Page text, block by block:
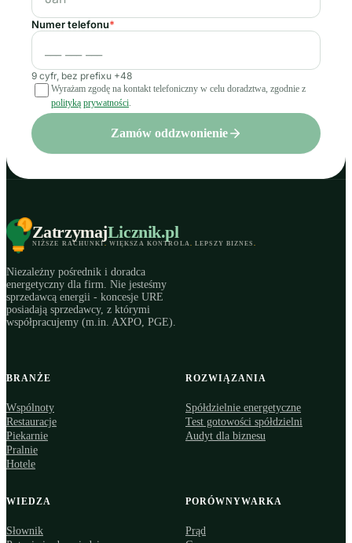
Numer telefonu*
9 cyfr, bez prefixu +48
Wyrażam zgodę na kontakt telefoniczny w celu doradztwa, zgodnie z
polityką prywatności.
Zamów oddzwonienie
ZatrzymajLicznik.pl
NIŻSZE RACHUNKI. WIĘKSZA KONTROLA. LEPSZY BIZNES .
Niezależny pośrednik i doradca
energetyczny dla firm. Nie jesteśmy
sprzedawcą energii - koncesje URE
posiadają sprzedawcy, z którymi
współpracujemy (m.in. AXPO, PGE).
BRANŻE
Wspólnoty
Restauracje
Piekarnie
Pralnie
Hotele
ROZWIĄZANIA
Spółdzielnie energetyczne
Test gotowości spółdzielni
Audyt dla biznesu
WIEDZA
Słownik
PORÓWNYWARKA
Prąd